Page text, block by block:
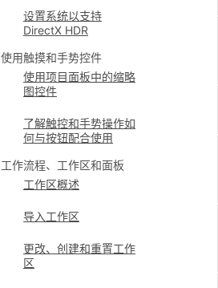
设置系统以支持
DirectX HDR
使用触摸和手势控件
使用项目面板中的缩略
图控件
了解触控和手势操作如
何与按钮配合使用
工作流程、工作区和面板
工作区概述
导入工作区
更改、创建和重置工作
区